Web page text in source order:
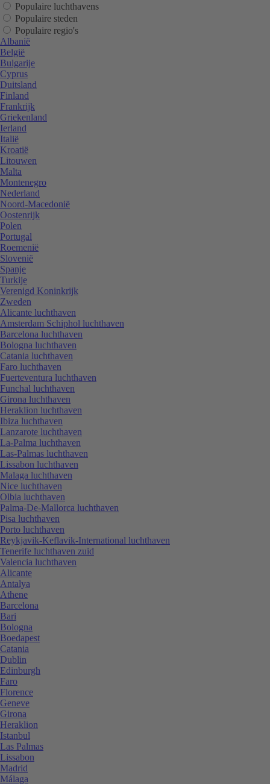
Populaire luchthavens
Populaire steden
Populaire regio's
Albanië
België
Bulgarije
Cyprus
Duitsland
Finland
Frankrijk
Griekenland
Ierland
Italië
Kroatië
Litouwen
Malta
Montenegro
Nederland
Noord-Macedonië
Oostenrijk
Polen
Portugal
Roemenië
Slovenië
Spanje
Turkije
Verenigd Koninkrijk
Zweden
Alicante luchthaven
Amsterdam Schiphol luchthaven
Barcelona luchthaven
Bologna luchthaven
Catania luchthaven
Faro luchthaven
Fuerteventura luchthaven
Funchal luchthaven
Girona luchthaven
Heraklion luchthaven
Ibiza luchthaven
Lanzarote luchthaven
La-Palma luchthaven
Las-Palmas luchthaven
Lissabon luchthaven
Malaga luchthaven
Nice luchthaven
Olbia luchthaven
Palma-De-Mallorca luchthaven
Pisa luchthaven
Porto luchthaven
Reykjavik-Keflavik-International luchthaven
Tenerife luchthaven zuid
Valencia luchthaven
Alicante
Antalya
Athene
Barcelona
Bari
Bologna
Boedapest
Catania
Dublin
Edinburgh
Faro
Florence
Geneve
Girona
Heraklion
Istanbul
Las Palmas
Lissabon
Madrid
Málaga